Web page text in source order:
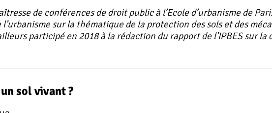
de conférences de droit public à l’Ecole d’urbanisme de
sur la thématique de la protection des sols et des
participé en 2018 à la rédaction du rapport de l’IPBES sur
sol vivant ?